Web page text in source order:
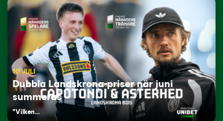
10 JULI
Dubbla Landskrona-priser när juni
summeras
"Vilken…